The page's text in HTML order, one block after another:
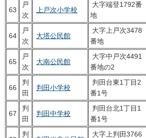
63
戸
次
上戸次小学校
大字端登1792番
地
64
戸
次
大塔公民館
大字上戸次3478
番地
65
戸
次
大南公民館
大字中戸次4491
番地の2
66
判
田
判田小学校
判田台東1丁目2
番1号
67
判
田
判田中学校
判田台北1丁目1
番1号
判 大字上判田3766